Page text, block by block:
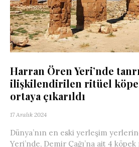
Harran Ören Yeri’nde
ilişkilendirilen ritüel
ortaya çıkarıldı
17 Aralık 2024
Dünya’nın en eski yerleşim
Yeri’nde, Demir Çağı’na ait 4